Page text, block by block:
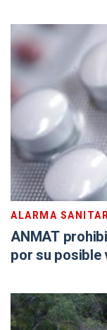
ALARMA
ANMAT
por su posible